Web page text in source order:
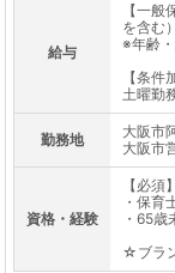
給与
【一
を含む）
※年齢
【条件
土曜勤
勤務地
大阪市
大阪市
資格・経験
【必須】
・保育
・65歳
☆ブラ